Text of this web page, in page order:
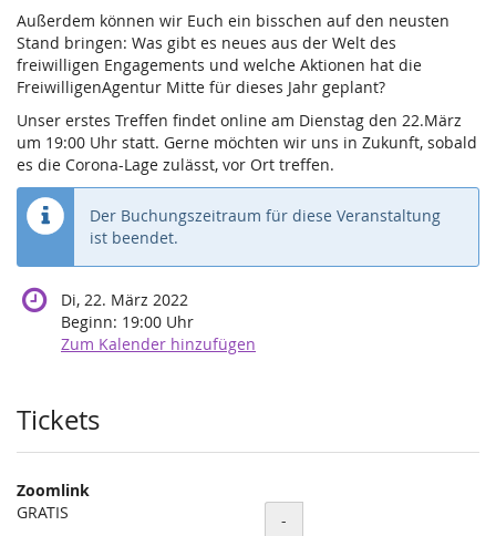
Außerdem können wir Euch ein bisschen auf den neusten
Stand bringen: Was gibt es neues aus der Welt des
freiwilligen Engagements und welche Aktionen hat die
FreiwilligenAgentur Mitte für dieses Jahr geplant?
Unser erstes Treffen findet online am Dienstag den 22.März
um 19:00 Uhr statt. Gerne möchten wir uns in Zukunft, sobald
es die Corona-Lage zulässt, vor Ort treffen.
Der Buchungszeitraum für diese Veranstaltung
ist beendet.
Di, 22. März 2022
Beginn: 19:00 Uhr
Zum Kalender hinzufügen
Produkte
Tickets
Zoomlink
GRATIS
Menge
-